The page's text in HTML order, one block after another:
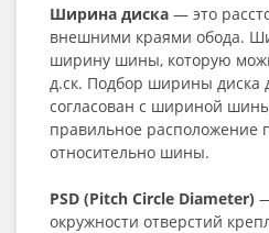
Ширина диска — это
внешними краями обода.
ширину шины, которую
д.ск. Подбор ширины диска
согласован с шириной
правильное расположение
относительно шины.
PSD (Pitch Circle Diameter)
окружности отверстий